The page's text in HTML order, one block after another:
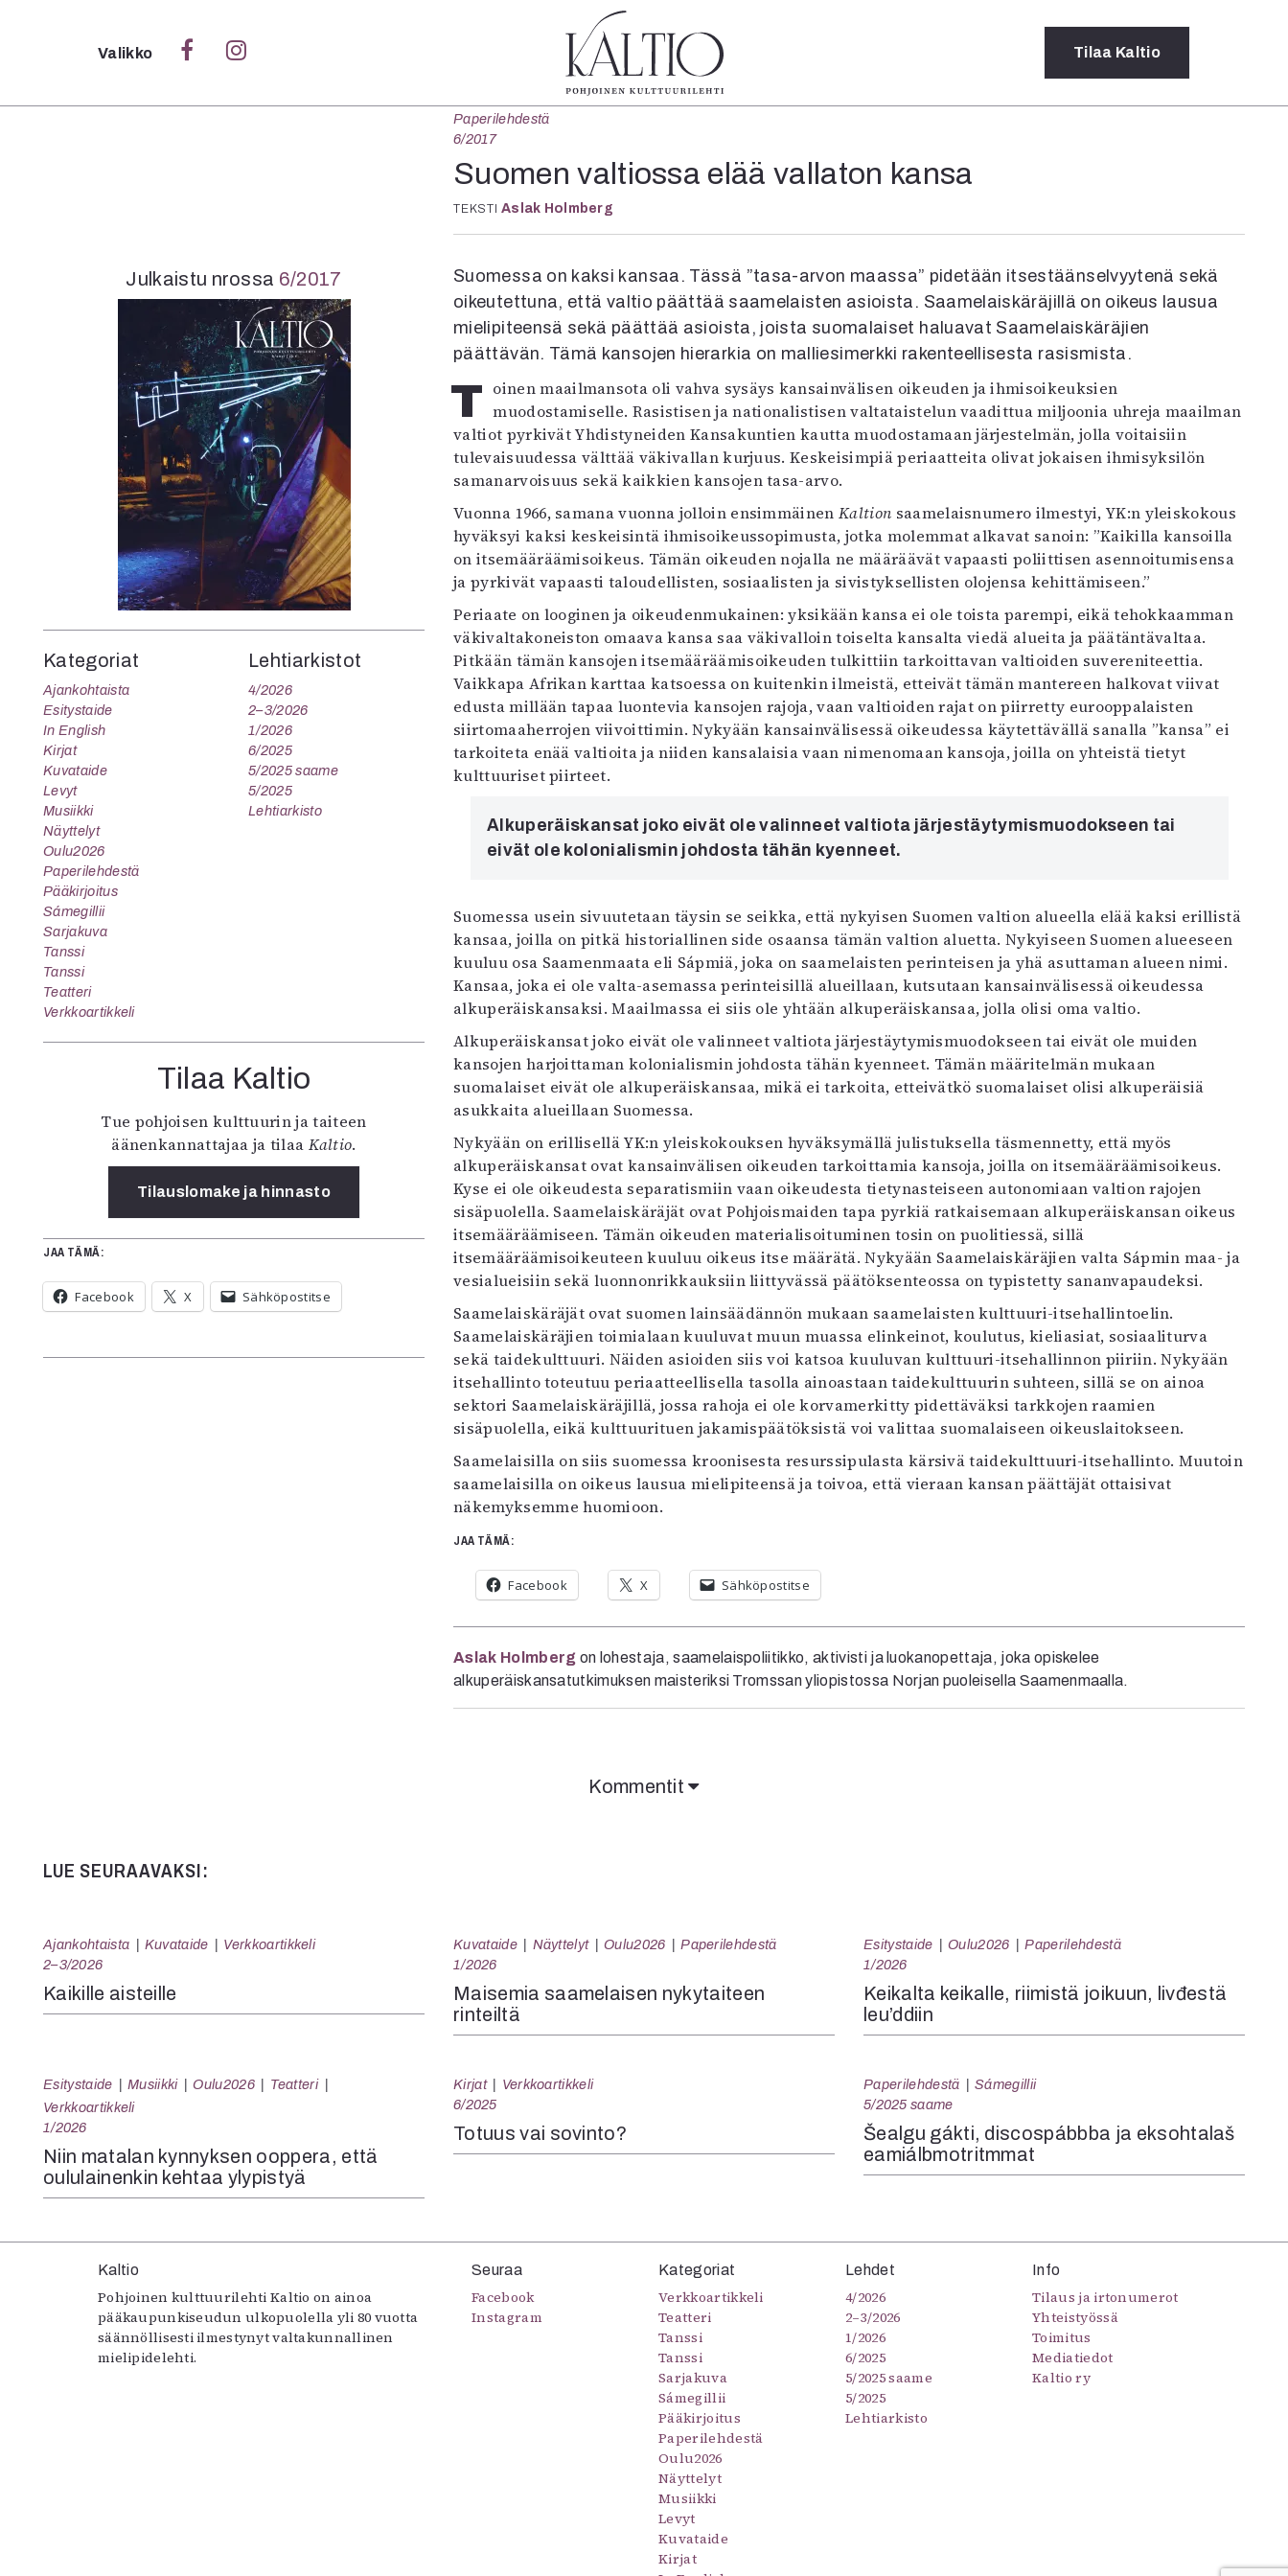
Sulje
Kategoriat
Verkkoartikkeli
Teatteri
Tanssi
Tanssi
Sámegillii
Pääkirjoitus
Paperilehdestä
Oulu2026
Musiikki
Levyt
Kuvataide
Kirjat
In English
Esitystaide
Arkisto
4/2026
2–3/2026
6/2025
5/2025
Lehtiarkisto
Tilaus ja
irtonumerot
Toimitus
Kaltio ry
Valikko Tilaa Kaltio
Paperilehdestä
6/2017
Suomen valtiossa elää vallaton kansa
TEKSTI Aslak Holmberg
Suomessa on kaksi kansaa. Tässä ”tasa-arvon maassa” pidetään itsestäänselvyytenä sekä
oikeutettuna, että valtio päättää saamelaisten asioista. Saamelaiskäräjillä on oikeus lausua
mielipiteensä sekä päättää asioista, joista suomalaiset haluavat Saamelaiskäräjien
päättävän. Tämä kansojen hierarkia on malliesimerkki rakenteellisesta rasismista.
Toinen maailmansota oli vahva sysäys kansainvälisen oikeuden ja ihmisoikeuksien muodostamiselle. Rasistisen ja nationalistisen valtataistelun vaadittua miljoonia uhreja maailman
valtiot pyrkivät Yhdistyneiden Kansakuntien kautta muodostamaan järjestelmän, jolla voitaisiin
tulevaisuudessa välttää väkivallan kurjuus. Keskeisimpiä periaatteita olivat jokaisen ihmisyksilön
samanarvoisuus sekä kaikkien kansojen tasa-arvo.
Vuonna 1966, samana vuonna jolloin ensimmäinenKaltion saamelaisnumero ilmestyi, YK:n yleiskokous
hyväksyi kaksi keskeisintä ihmisoikeussopimusta, jotka molemmat alkavat sanoin: ”Kaikilla kansoilla
on itsemääräämisoikeus. Tämän oikeuden nojalla ne määräävät vapaasti poliittisen asennoitumisensa
ja pyrkivät vapaasti taloudellisten, sosiaalisten ja sivistyksellisten olojensa kehittämiseen.”
Periaate on looginen ja oikeudenmukainen: yksikään kansa ei ole toista parempi, eikä tehokkaamman
väkivaltakoneiston omaava kansa saa väkivalloin toiselta kansalta viedä alueita ja päätäntävaltaa.
Pitkään tämän kansojen itsemääräämisoikeuden tulkittiin tarkoittavan valtioiden suvereniteettia.
Vaikkapa Afrikan karttaa katsoessa on kuitenkin ilmeistä, etteivät tämän mantereen halkovat viivat
edusta millään tapaa luontevia kansojen rajoja, vaan valtioiden rajat on piirretty eurooppalaisten
siirtomaaherrojen viivoittimin. Nykyään kansainvälisessä oikeudessa käytettävällä sanalla ”kansa” ei
tarkoiteta enää valtioita ja niiden kansalaisia vaan nimenomaan kansoja, joilla on yhteistä tietyt
kulttuuriset piirteet.
Alkuperäiskansat joko eivät ole valinneet valtiota järjestäytymis­muodokseen tai
eivät ole kolonialismin johdosta tähän kyenneet.
Suomessa usein sivuutetaan täysin se seikka, että nykyisen Suomen valtion alueella elää kaksi erillistä
kansaa, joilla on pitkä historiallinen side osaansa tämän valtion aluetta. Nykyiseen Suomen alueeseen
kuuluu osa Saamenmaata eli Sápmiä, joka on saamelaisten perinteisen ja yhä asuttaman alueen nimi.
Kansaa, joka ei ole valta-asemassa perinteisillä alueillaan, kutsutaan kansainvälisessä oikeudessa
alkuperäiskansaksi. Maailmassa ei siis ole yhtään alkuperäiskansaa, jolla olisi oma valtio.
Alkuperäiskansat joko eivät ole valinneet valtiota järjestäytymismuodokseen tai eivät ole muiden
kansojen harjoittaman kolonialismin johdosta tähän kyenneet. Tämän määritelmän mukaan
suomalaiset eivät ole alkuperäiskansaa, mikä ei tarkoita, etteivätkö suomalaiset olisi alkuperäisiä
asukkaita alueillaan Suomessa.
Nykyään on erillisellä YK:n yleiskokouksen hyväksymällä julistuksella täsmennetty, että myös
alkuperäiskansat ovat kansainvälisen oikeuden tarkoittamia kansoja, joilla on itsemääräämisoikeus.
Kyse ei ole oikeudesta separatismiin vaan oikeudesta tietynasteiseen autonomiaan valtion rajojen
sisäpuolella. Saamelaiskäräjät ovat Pohjoismaiden tapa pyrkiä ratkaisemaan alkuperäiskansan oikeus
itsemääräämiseen. Tämän oikeuden materialisoituminen tosin on puolitiessä, sillä
itsemääräämisoikeuteen kuuluu oikeus itse määrätä. Nykyään Saamelaiskäräjien valta Sápmin maa- ja
vesialueisiin sekä luonnonrikkauksiin liittyvässä päätöksenteossa on typistetty sananvapaudeksi.
Saamelaiskäräjät ovat suomen lainsäädännön mukaan saamelaisten kulttuuri-itsehallintoelin.
Saamelaiskäräjien toimialaan kuuluvat muun muassa elinkeinot, koulutus, kieliasiat, sosiaaliturva
sekä taidekulttuuri. Näiden asioiden siis voi katsoa kuuluvan kulttuuri-itsehallinnon piiriin. Nykyään
itsehallinto toteutuu periaatteellisella tasolla ainoastaan taidekulttuurin suhteen, sillä se on ainoa
sektori Saamelaiskäräjillä, jossa rahoja ei ole korvamerkitty pidettäväksi tarkkojen raamien
sisäpuolella, eikä kulttuurituen jakamispäätöksistä voi valittaa suomalaiseen oikeuslaitokseen.
Saamelaisilla on siis suomessa kroonisesta resurssipulasta kärsivä taidekulttuuri-itsehallinto. Muutoin
saamelaisilla on oikeus lausua mielipiteensä ja toivoa, että vieraan kansan päättäjät ottaisivat
näkemyksemme huomioon.
JAA TÄMÄ:
Facebook X Sähköpostitse
Aslak Holmberg on lohestaja, saamelaispoliitikko, aktivisti ja luokanopettaja, joka opiskelee
alkuperäiskansatutkimuksen maisteriksi Tromssan yliopistossa Norjan puoleisella Saamenmaalla.
Julkaistu nrossa 6/2017
Kategoriat
Ajankohtaista
Esitystaide
In English
Kirjat
Kuvataide
Levyt
Musiikki
Näyttelyt
Oulu2026
Paperilehdestä
Pääkirjoitus
Sámegillii
Sarjakuva
Tanssi
Tanssi
Teatteri
Verkkoartikkeli
Lehtiarkistot
4/2026
2–3/2026
1/2026
6/2025
5/2025 saame
5/2025
Lehtiarkisto
Tilaa Kaltio
Tue pohjoisen kulttuurin ja taiteen
äänenkannattajaa ja tilaa Kaltio.
Tilauslomake ja hinnasto
JAA TÄMÄ:
Facebook X Sähköpostitse
Kommentit
LUE SEURAAVAKSI:
Ajankohtaista Kuvataide
Verkkoartikkeli
2–3/2026
Kaikille aisteille
Kuvataide Näyttelyt Oulu2026
Paperilehdestä
1/2026
Maisemia saamelaisen nykytaiteen
rinteiltä
Esitystaide Oulu2026
Paperilehdestä
1/2026
Keikalta keikalle, riimistä joikuun, livđestä
leu’ddiin
Esitystaide Musiikki Oulu2026
Teatteri
Verkkoartikkeli
1/2026
Niin matalan kynnyksen ooppera, että
oululainenkin kehtaa ylypistyä
Kirjat
Verkkoartikkeli
6/2025
Totuus vai sovinto?
Paperilehdestä
Sámegillii
5/2025 saame
Šealgu gákti, discospábbba ja eksohtalaš
eamiálbmotritmmat
Kaltio
Pohjoinen kulttuurilehti Kaltio on ainoa
pääkaupunkiseudun ulkopuolella yli 80 vuotta
säännöllisesti ilmestynyt valtakunnallinen
mielipidelehti.
Seuraa
Facebook
Instagram
Kategoriat
Verkkoartikkeli
Teatteri
Tanssi
Tanssi
Sarjakuva
Sámegillii
Pääkirjoitus
Paperilehdestä
Oulu2026
Näyttelyt
Musiikki
Levyt
Kuvataide
Kirjat
Lehdet
4/2026
2–3/2026
1/2026
6/2025
5/2025 saame
5/2025
Lehtiarkisto
Info
Tilaus ja irtonumerot
Yhteistyössä
Toimitus
Mediatiedot
Kaltio ry